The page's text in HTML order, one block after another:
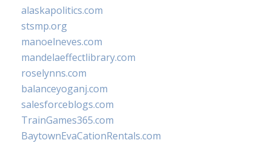
alaskapolitics.com
stsmp.org
manoelneves.com
mandelaeffectlibrary.com
roselynns.com
balanceyoganj.com
salesforceblogs.com
TrainGames365.com
BaytownEvaCationRentals.com